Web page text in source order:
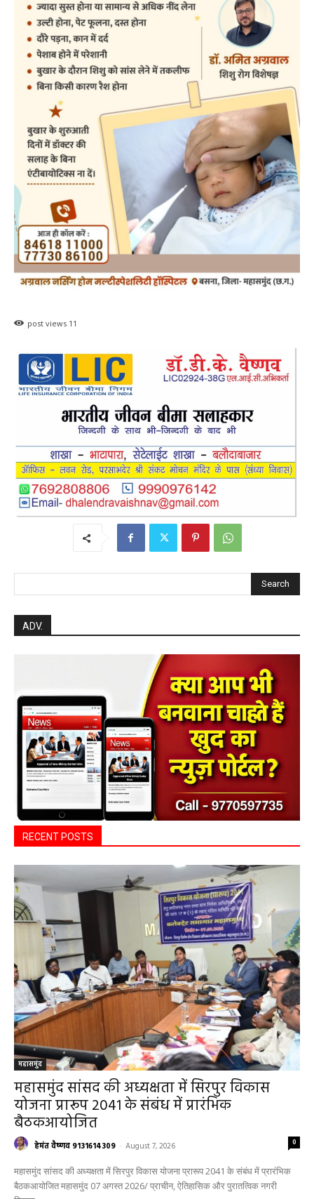
post views 11
Search
ADV.
RECENT POSTS
महासमुंद
महासमुंद सांसद की अध्यक्षता में सिरपुर विकास
योजना प्रारूप 2041 के संबंध में प्रारंभिक
बैठकआयोजित
हेमंत वैष्णव 9131614309 - August 7, 2026 0
महासमुंद सांसद की अध्यक्षता में सिरपुर विकास योजना प्रारूप 2041 के संबंध में प्रारंभिक
बैठकआयोजित महासमुंद 07 अगस्त 2026/ प्राचीन, ऐतिहासिक और पुरातत्विक नगरी